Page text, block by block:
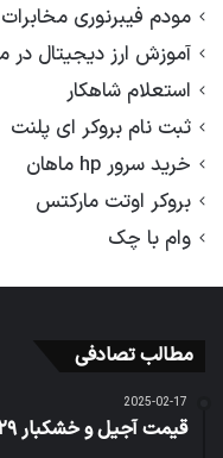
مودم فیبرنوری مخابرات
آموزش ارز دیجیتال در
استعلام شاهکار
ثبت نام بروکر ای پلنت
خرید سرور hp ماهان
بروکر اوتت مارکتس
وام با چک
مطالب تصادفی
2025-02-17
قیمت آجیل و خشکبار ۲۹ بهمن ۱۴۰۳